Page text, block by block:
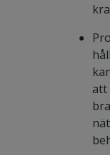
att